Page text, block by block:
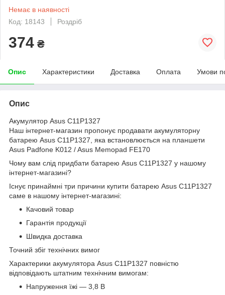
Немає в наявності
Код: 18143
Роздріб
374 ₴
Опис Характеристики Доставка Оплата Умови
Опис
Акумулятор Asus C11P1327
Наш інтернет-магазин пропонує продавати акумуляторну
батарею Asus C11P1327, яка встановлюється на планшети
Asus Padfone K012 / Asus Memopad FE170
Чому вам слід придбати батарею Asus C11P1327 у нашому
інтернет-магазині?
Існує принаймні три причини купити батарею Asus C11P1327
саме в нашому інтернет-магазині:
Качовий товар
Гарантія продукції
Швидка доставка
Точний збіг технічних вимог
Характерики акумулятора Asus C11P1327 повністю
відповідають штатним технічним вимогам:
Напруження їжі — 3,8 В